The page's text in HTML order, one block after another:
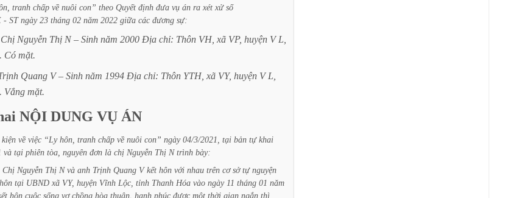
tranh chấp về nuôi con” theo Quyết định đưa vụ án ra xét xử số
- ST ngày 23 tháng 02 năm 2022 giữa các đương sự:
Chị Nguyễn Thị N – Sinh năm 2000 Địa chỉ: Thôn VH, xã VP, huyện V L,
Có mặt.
Quang V – Sinh năm 1994 Địa chỉ: Thôn YTH, xã VY, huyện V L,
Vắng mặt.
NỘI DUNG VỤ ÁN
kiện về việc “Ly hôn, tranh chấp về nuôi con” ngày 04/3/2021, tại bản tự khai
và tại phiên tòa, nguyên đơn là chị Nguyễn Thị N trình bày:
Chị Nguyễn Thị N và anh Trịnh Quang V kết hôn với nhau trên cơ sở tự nguyện
hôn tại UBND xã VY, huyện Vĩnh Lộc, tỉnh Thanh Hóa vào ngày 11 tháng 01 năm
hôn cuộc sống vợ chồng hòa thuận, hạnh phúc được một thời gian ngắn thì